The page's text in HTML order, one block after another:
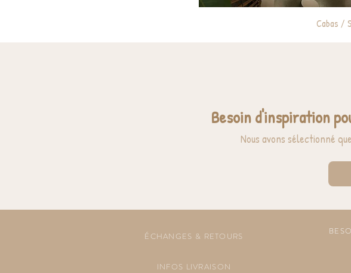
Cabas /
Besoin d'inspiration
Nous avons sélectionné
ÉCHANGES & RETOURS
INFOS LIVRAISON